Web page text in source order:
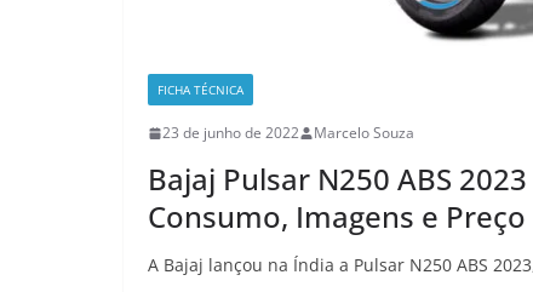
FICHA TÉCNICA
23 de junho de 2022 Marcelo Souza
Bajaj Pulsar N250 ABS
Consumo, Imagens e Preço
A Bajaj lançou na Índia a Pulsar N250 ABS